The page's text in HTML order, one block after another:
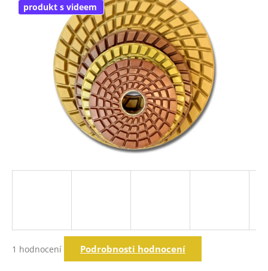
hodnocení
1 hodnocení Podrobnosti hodnocení
produkt s videem
ř
j